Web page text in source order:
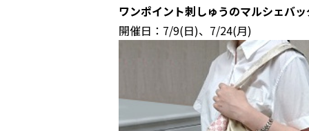
ワンポイント刺しゅうのマルシェバ
開催日：7/9(日)、7/24(月)